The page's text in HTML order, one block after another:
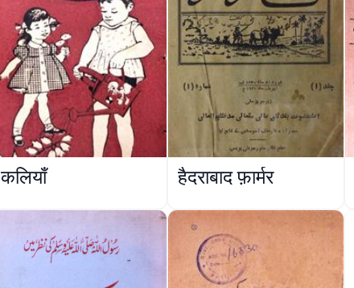
कलियाँ हैदराबाद फ़ार्मर